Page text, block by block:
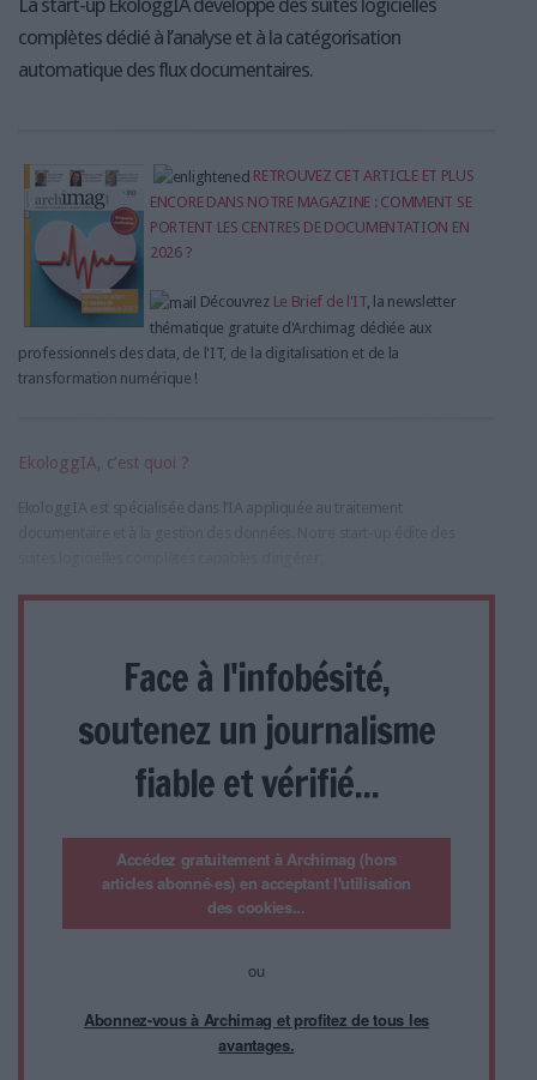
complètes dédié à l’analyse et à la catégorisation
automatique des flux documentaires.
RETROUVEZ CET ARTICLE ET PLUS
ENCORE DANS NOTRE MAGAZINE : COMMENT SE
PORTENT LES CENTRES DE DOCUMENTATION EN
2026 ?
Découvrez Le Brief de l'IT, la newsletter
thématique gratuite d'Archimag dédiée aux
professionnels des data, de l'IT, de la digitalisation et de la
transformation numérique !
EkologgIA, c’est quoi ?
EkologgIA est spécialisée dans l’IA appliquée au traitement
Face à l'infobésité,
soutenez un journalisme
fiable et vérifié...
Accédez gratuitement à Archimag (hors
articles abonné·es) en acceptant l'utilisation
des cookies...
ou
Abonnez-vous à Archimag et profitez de tous les
avantages.